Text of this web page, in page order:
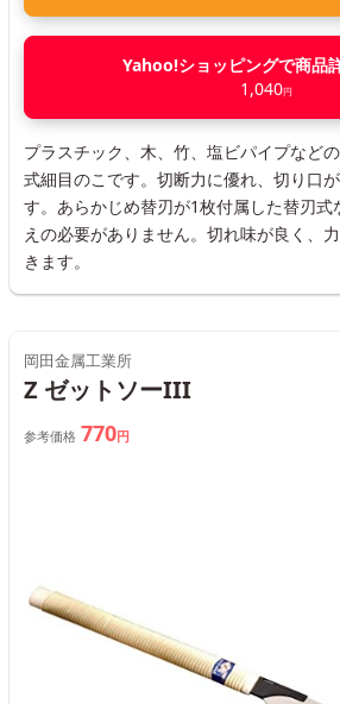
Yahoo!ショッピングで商品
1,040円
プラスチック、木、竹、塩ビパイプなど
式細目のこです。切断力に優れ、切り口
す。あらかじめ替刃が1枚付属した替刃
えの必要がありません。切れ味が良く、
きます。
岡田金属工業所
Z ゼットソーIII
参考価格 770円